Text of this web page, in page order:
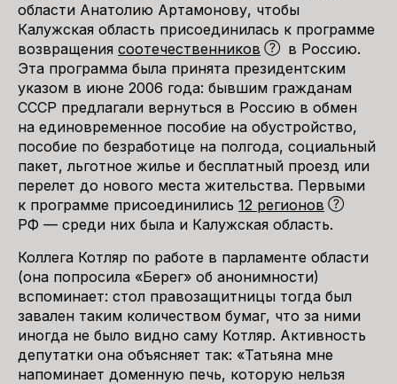
области Анатолию Артамонову, чтобы
Калужская область присоединилась к программе
возвращения соотечественников
в Россию.
Эта программа была принята президентским
указом в июне 2006 года: бывшим гражданам
СССР предлагали вернуться в Россию в обмен
на единовременное пособие на обустройство,
пособие по безработице на полгода, социальный
пакет, льготное жилье и бесплатный проезд или
перелет до нового места жительства. Первыми
к программе присоединились 12 регионов
РФ — среди них была и Калужская область.
Коллега Котляр по работе в парламенте области
(она попросила «Берег» об анонимности)
вспоминает: стол правозащитницы тогда был
завален таким количеством бумаг, что за ними
иногда не было видно саму Котляр. Активность
депутатки она объясняет так: «Татьяна мне
напоминает доменную печь, которую нельзя